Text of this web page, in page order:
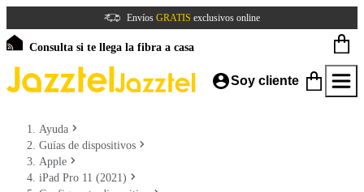
Envíos GRATIS exclusivos online
Consulta si te llega la fibra a casa
Soy cliente
Ayuda
Guías de dispositivos
Apple
iPad Pro 11 (2021)